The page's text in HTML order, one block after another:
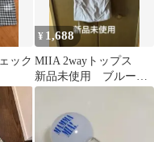
ック
¥ 1,688
MIIA 2wayトップス
新品未使用 ブルーホ
ワイトリボン